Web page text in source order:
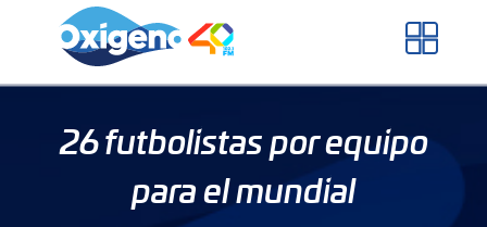
26 futbolistas por equipo
para el mundial